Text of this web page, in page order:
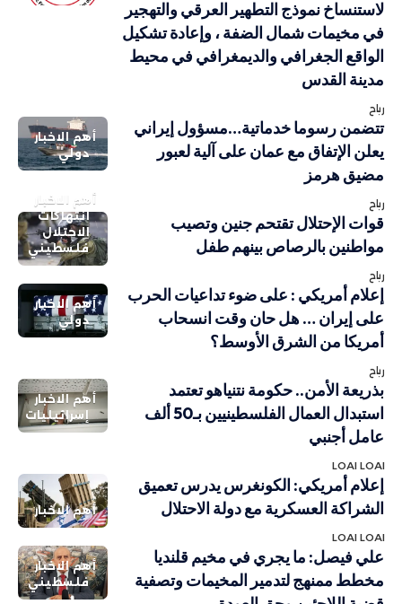
لاستنساخ نموذج التطهير العرقي والتهجير
في مخيمات شمال الضفة ، وإعادة تشكيل
الواقع الجغرافي والديمغرافي في محيط
مدينة القدس
رباح
أهم الاخبار
دولي
تتضمن رسوما خدماتية…مسؤول إيراني
يعلن الإتفاق مع عمان على آلية لعبور
مضيق هرمز
رباح
أهم الاخبار
انتهاكات
الاحتلال
فلسطيني
قوات الإحتلال تقتحم جنين وتصيب
مواطنين بالرصاص بينهم طفل
رباح
أهم الاخبار
دولي
إعلام أمريكي : على ضوء تداعيات الحرب
على إيران … هل حان وقت انسحاب
أمريكا من الشرق الأوسط؟
رباح
أهم الاخبار
إسرائيليات
بذريعة الأمن.. حكومة نتنياهو تعتمد
استبدال العمال الفلسطينيين بـ50 ألف
عامل أجنبي
LOAI LOAI
أهم الاخبار
إعلام أمريكي: الكونغرس يدرس تعميق
الشراكة العسكرية مع دولة الاحتلال
LOAI LOAI
أهم الاخبار
فلسطيني
علي فيصل: ما يجري في مخيم قلنديا
مخطط ممنهج لتدمير المخيمات وتصفية